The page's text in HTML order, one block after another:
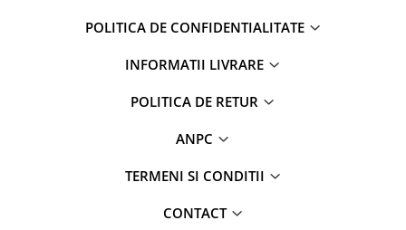
POLITICA DE CONFIDENTIALITATE
INFORMATII LIVRARE
POLITICA DE RETUR
ANPC
TERMENI SI CONDITII
CONTACT